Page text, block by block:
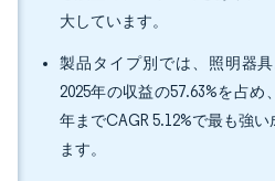
大しています。
製品タイプ別では、照明器
2025年の収益の57.63%を占め
年までCAGR 5.12%で最も強
ます。